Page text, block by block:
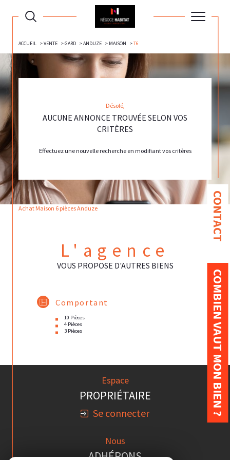
CONTACT
COMBIEN VAUT MON BIEN ?
ACCUEIL VENTE GARD ANDUZE MAISON T6
Désolé,
AUCUNE ANNONCE TROUVÉE SELON VOS
CRITÈRES
Effectuez une nouvelle recherche en modifiant vos critères
Achat Maison 6 pièces Anduze
L'agence
VOUS PROPOSE D'AUTRES BIENS
Comportant
10 Pièces
4 Pièces
3 Pièces
Espace
PROPRIÉTAIRE
Se connecter
Nous
ADHÉRONS